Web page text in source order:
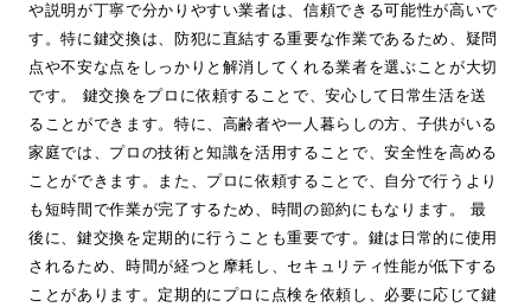
や説明が丁寧で分かりやすい業者は、信頼できる可能性が高いで
す。特に鍵交換は、防犯に直結する重要な作業であるため、疑問
点や不安な点をしっかりと解消してくれる業者を選ぶことが大切
です。 鍵交換をプロに依頼することで、安心して日常生活を送
ることができます。特に、高齢者や一人暮らしの方、子供がいる
家庭では、プロの技術と知識を活用することで、安全性を高める
ことができます。また、プロに依頼することで、自分で行うより
も短時間で作業が完了するため、時間の節約にもなります。 最
後に、鍵交換を定期的に行うことも重要です。鍵は日常的に使用
されるため、時間が経つと摩耗し、セキュリティ性能が低下する
ことがあります。定期的にプロに点検を依頼し、必要に応じて鍵